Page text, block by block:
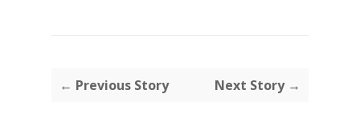
← Previous Story Next Story →